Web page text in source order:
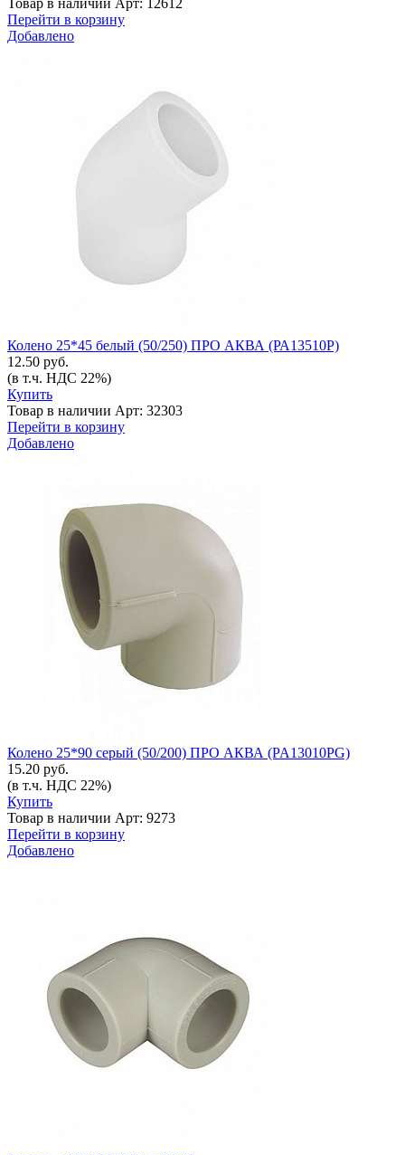
Товар в наличии Арт: 12612
Перейти в корзину
Добавлено
Колено 25*45 белый (50/250) ПРО АКВА (РА13510Р)
12.50 руб.
(в т.ч. НДС 22%)
Купить
Товар в наличии Арт: 32303
Перейти в корзину
Добавлено
Колено 25*90 серый (50/200) ПРО АКВА (PA13010PG)
15.20 руб.
(в т.ч. НДС 22%)
Купить
Товар в наличии Арт: 9273
Перейти в корзину
Добавлено